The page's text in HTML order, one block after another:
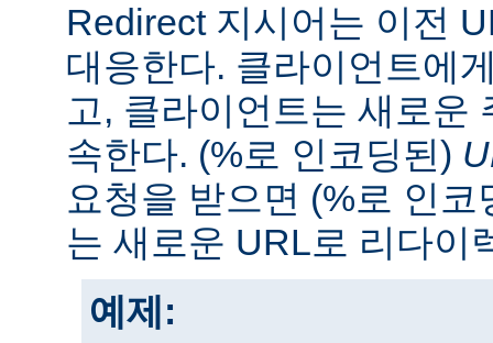
Redirect 지시어는 이전
대응한다. 클라이언트에
고, 클라이언트는 새로운
속한다. (%로 인코딩된)
요청을 받으면 (%로 인
는 새로운 URL로 리다이
예제: